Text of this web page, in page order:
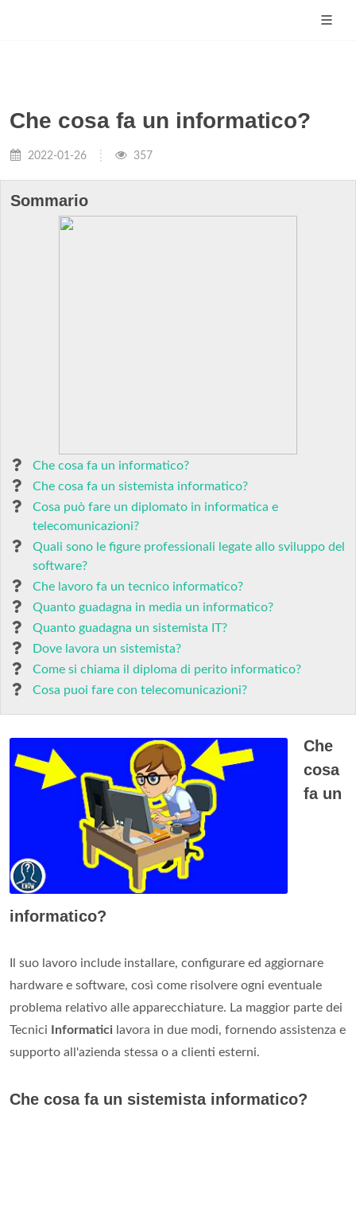
Che cosa fa un informatico?
2022-01-26 357
Sommario
Che cosa fa un informatico?
Che cosa fa un sistemista informatico?
Cosa può fare un diplomato in informatica e
telecomunicazioni?
Quali sono le figure professionali legate allo sviluppo del
software?
Che lavoro fa un tecnico informatico?
Quanto guadagna in media un informatico?
Quanto guadagna un sistemista IT?
Dove lavora un sistemista?
Come si chiama il diploma di perito informatico?
Cosa puoi fare con telecomunicazioni?
Che
cosa
fa un
informatico?
Il suo lavoro include installare, configurare ed aggiornare
hardware e software, così come risolvere ogni eventuale
problema relativo alle apparecchiature. La maggior parte dei
Tecnici
Informatici lavora in due modi, fornendo assistenza e
supporto all'azienda stessa o a clienti esterni.
Che cosa fa un sistemista informatico?